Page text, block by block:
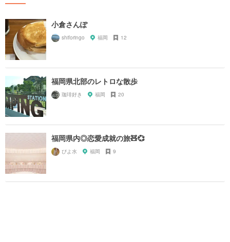
小倉さんぽ
shiforingo 福岡 12
福岡県北部のレトロな散歩
珈琲好き 福岡 20
福岡県内◎恋愛成就の旅🧸💞
ぴよ水 福岡 9